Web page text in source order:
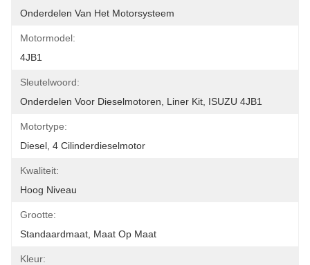
Onderdelen Van Het Motorsysteem
Motormodel:
4JB1
Sleutelwoord:
Onderdelen Voor Dieselmotoren, Liner Kit, ISUZU 4JB1
Motortype:
Diesel, 4 Cilinderdieselmotor
Kwaliteit:
Hoog Niveau
Grootte:
Standaardmaat, Maat Op Maat
Kleur: